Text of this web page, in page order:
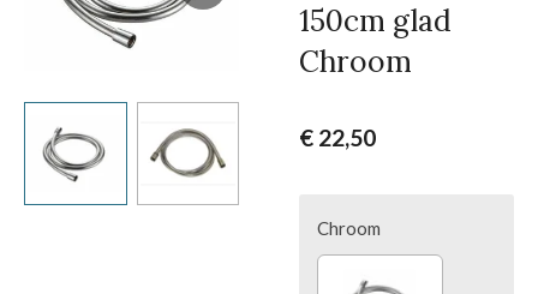
150cm glad
Chroom
€ 22,50
Chroom